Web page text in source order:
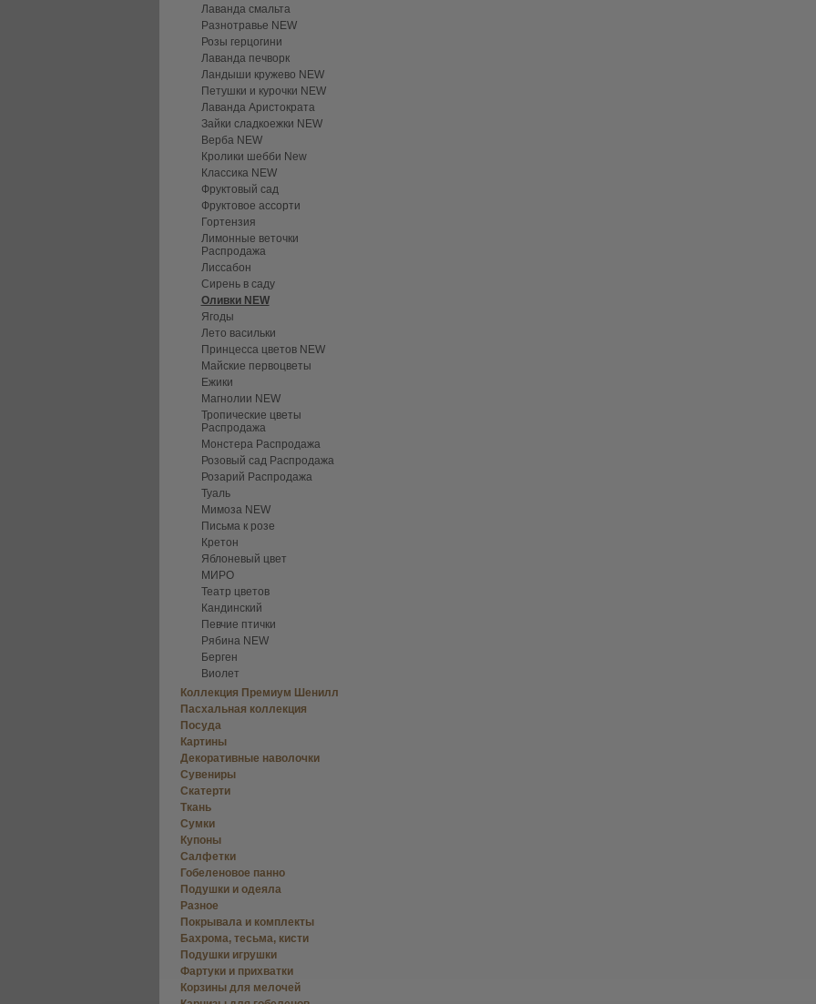
Лаванда смальта
Разнотравье NEW
Розы герцогини
Лаванда печворк
Ландыши кружево NEW
Петушки и курочки NEW
Лаванда Аристократа
Зайки сладкоежки NEW
Верба NEW
Кролики шебби New
Классика NEW
Фруктовый сад
Фруктовое ассорти
Гортензия
Лимонные веточки
Распродажа
Лиссабон
Сирень в саду
Оливки NEW
Ягоды
Лето васильки
Принцесса цветов NEW
Майские первоцветы
Ежики
Магнолии NEW
Тропические цветы
Распродажа
Монстера Распродажа
Розовый сад Распродажа
Розарий Распродажа
Туаль
Мимоза NEW
Письма к розе
Кретон
Яблоневый цвет
МИРО
Театр цветов
Кандинский
Певчие птички
Рябина NEW
Берген
Виолет
Коллекция Премиум Шенилл
Пасхальная коллекция
Посуда
Картины
Декоративные наволочки
Сувениры
Скатерти
Ткань
Сумки
Купоны
Салфетки
Гобеленовое панно
Подушки и одеяла
Разное
Покрывала и комплекты
Бахрома, тесьма, кисти
Подушки игрушки
Фартуки и прихватки
Корзины для мелочей